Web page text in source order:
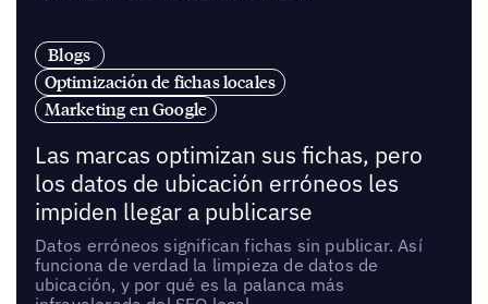
Blogs
Optimización de fichas locales
Marketing en Google
Las marcas optimizan sus fichas, pero
los datos de ubicación erróneos les
impiden llegar a publicarse
Datos erróneos significan fichas sin publicar. Así
funciona de verdad la limpieza de datos de
ubicación, y por qué es la palanca más